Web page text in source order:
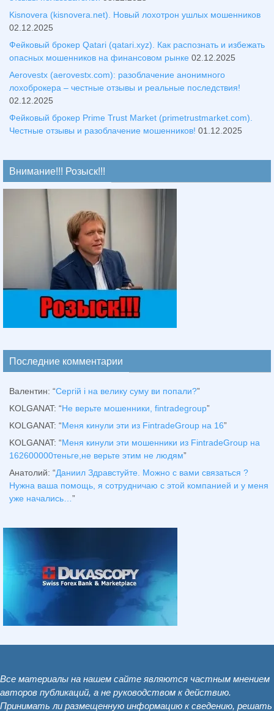
Kisnovera (kisnovera.net). Новый лохотрон ушлых мошенников
02.12.2025
Фейковый брокер Qatari (qatari.xyz). Как распознать и избежать
опасных мошенников на финансовом рынке 02.12.2025
Aerovestx (aerovestx.com): разоблачение анонимного
лохоброкера – честные отзывы и реальные последствия!
02.12.2025
Фейковый брокер Prime Trust Market (primetrustmarket.com).
Честные отзывы и разоблачение мошенников! 01.12.2025
Внимание!!! Розыск!!!
Последние комментарии
Валентин: “Сергій і на велику суму ви попали?”
KOLGANAT: “Не верьте мошенники, fintradegroup”
KOLGANAT: “Меня кинули эти из FintradeGroup на 16”
KOLGANAT: “Меня кинули эти мошенники из FintradeGroup на
162600000теньге,не верьте этим не людям”
Анатолий: “Даниил Здравстуйте. Можно с вами связаться ?
Нужна ваша помощь, я сотрудничаю с этой компанией и у меня
уже начались… ”
Все материалы на нашем сайте являются частным мнением
авторов публикаций, а не руководством к действию.
Принимать ли размещенную информацию к сведению, решать